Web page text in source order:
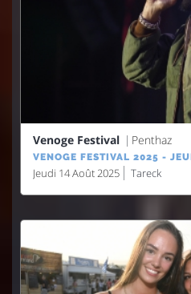
Venoge Festival Penthaz
VENOGE FESTIVAL 2025 -
Jeudi 14 Août 2025 Tareck